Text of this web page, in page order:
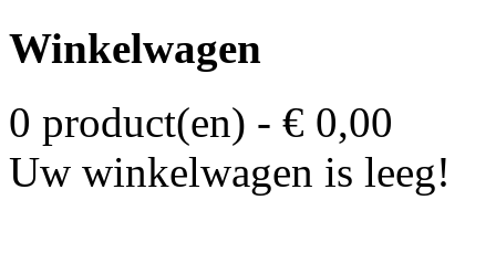
Winkelwagen
0 product(en) - € 0,00
Uw winkelwagen is leeg!